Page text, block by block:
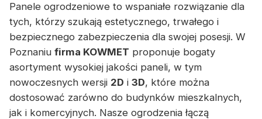
Panele ogrodzeniowe to wspaniałe rozwiązanie dla
tych, którzy szukają estetycznego, trwałego i
bezpiecznego zabezpieczenia dla swojej posesji. W
Poznaniu firma KOWMET proponuje bogaty
asortyment wysokiej jakości paneli, w tym
nowoczesnych wersji 2D i 3D, które można
dostosować zarówno do budynków mieszkalnych,
jak i komercyjnych. Nasze ogrodzenia łączą